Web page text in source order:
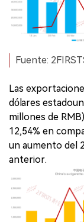
Fuente:
Las
dólares
millones de
12,54% en
un aumento del
anterior.